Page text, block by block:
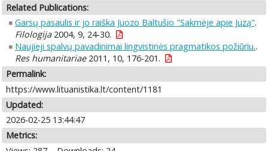
Related Publications:
Garsų pasaulis ir jo raiška Juozo Baltušio "Sakmėje apie Juzą".
Filologija2004, 9, 24-30.
Naujieji spalvų pavadinimai lingvistinės pragmatikos požiūriu..
Res humanitariae2011, 10, 176-201.
Permalink:
https://www.lituanistika.lt/content/1181
Updated:
2026-02-25 13:44:47
Metrics: